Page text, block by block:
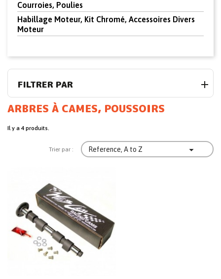
Courroies, Poulies
Habillage Moteur, Kit Chromé, Accessoires Divers
Moteur
FILTRER PAR
ARBRES À CAMES, POUSSOIRS
Il y a 4 produits.
Trier par : Reference, A to Z 